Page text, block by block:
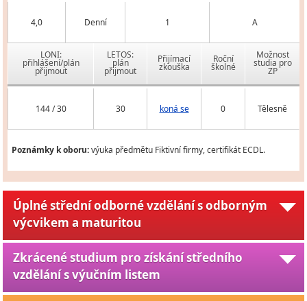
4,0 Denní 1 A
LONI:
přihlášení/plán
přijmout
LETOS:
plán
přijmout
Přijímací
zkouška
Roční
školné
Možnost
studia pro
ZP
144 / 30 30 koná se 0 Tělesně
Poznámky k oboru:výuka předmětu Fiktivní firmy, certifikát ECDL.
Úplné střední odborné vzdělání s odborným
výcvikem a maturitou
Zkrácené studium pro získání středního
vzdělání s výučním listem